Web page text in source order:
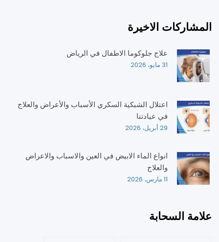
المشاركات الاخيرة
علاج جلوكوما الاطفال في الرياض
31 مايو، 2026
اعتلال الشبكية السكري الأسباب والأعراض والعلاج
في عيادتنا
29 أبريل، 2026
انواع الماء الابيض في العين والاسباب والاعراض
والعلاج
11 مارس، 2026
علامة السحابة